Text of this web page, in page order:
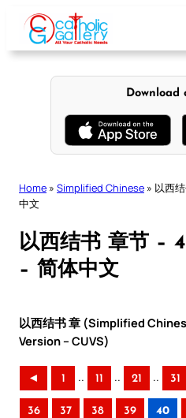
content
Download
Home » Simplified Chinese » 以西
中文
以西结书 章节 –
– 简体中文
以西结书 章 (Simplified
Version – CUVS)
◄ 1 .. 11 .. 21 .. 31
36 37 38 39 40